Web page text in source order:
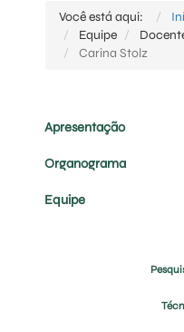
Você está aqui:
Equipe
Carina Stolz
Apresentação
Organograma
Equipe